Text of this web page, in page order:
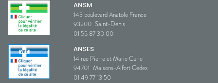
ANSM
143 boulevard Anatole France
93200 Saint-Denis
01 55 87 30 00
ANSES
14 rue Pierre et Marie Curie
94701 Maisons-Alfort Cedex
01 49 77 13 50